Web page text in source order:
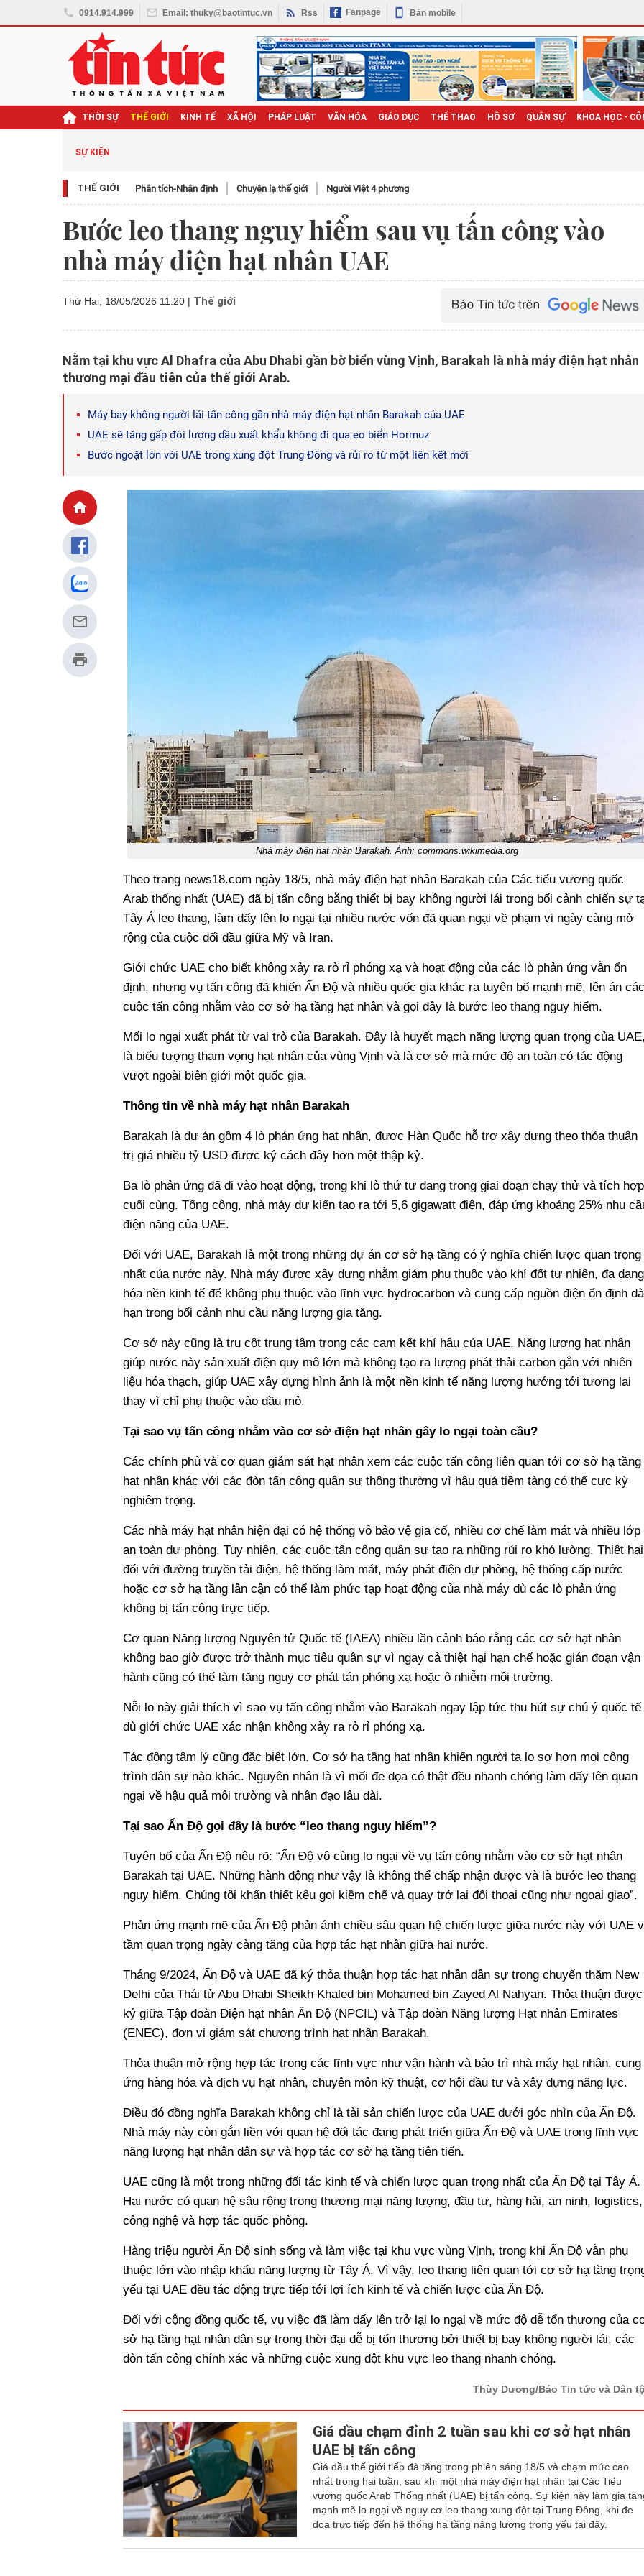
0914.914.999 Email: thuky@baotintuc.vn Rss Fanpage Bản mobile
THỜI SỰ THẾ GIỚI KINH TẾ XÃ HỘI PHÁP LUẬT VĂN HÓA GIÁO DỤC THỂ THAO HỒ SƠ QUÂN SỰ KHOA HỌC -
SỰ KIỆN
THẾ GIỚI Phân tích-Nhận định Chuyện lạ thế giới Người Việt 4 phương
Bước leo thang nguy hiểm sau vụ tấn công vào
nhà máy điện hạt nhân UAE
Thứ Hai, 18/05/2026 11:20 | Thế giới
Nằm tại khu vực Al Dhafra của Abu Dhabi gần bờ biển vùng Vịnh, Barakah là nhà máy điện hạt nhân
thương mại đầu tiên của thế giới Arab.
Máy bay không người lái tấn công gần nhà máy điện hạt nhân Barakah của UAE
UAE sẽ tăng gấp đôi lượng dầu xuất khẩu không đi qua eo biển Hormuz
Bước ngoặt lớn với UAE trong xung đột Trung Đông và rủi ro từ một liên kết mới
Nhà máy điện hạt nhân Barakah. Ảnh: commons.wikimedia.org
Theo trang news18.com ngày 18/5, nhà máy điện hạt nhân Barakah của Các tiểu vương quốc
Arab thống nhất (UAE) đã bị tấn công bằng thiết bị bay không người lái trong bối cảnh chiến sự
Tây Á leo thang, làm dấy lên lo ngại tại nhiều nước vốn đã quan ngại về phạm vi ngày càng mở
rộng của cuộc đối đầu giữa Mỹ và Iran.
Giới chức UAE cho biết không xảy ra rò rỉ phóng xạ và hoạt động của các lò phản ứng vẫn ổn
định, nhưng vụ tấn công đã khiến Ấn Độ và nhiều quốc gia khác ra tuyên bố mạnh mẽ, lên án các
cuộc tấn công nhằm vào cơ sở hạ tầng hạt nhân và gọi đây là bước leo thang nguy hiểm.
Mối lo ngại xuất phát từ vai trò của Barakah. Đây là huyết mạch năng lượng quan trọng của
là biểu tượng tham vọng hạt nhân của vùng Vịnh và là cơ sở mà mức độ an toàn có tác động
vượt ngoài biên giới một quốc gia.
Thông tin về nhà máy hạt nhân Barakah
Barakah là dự án gồm 4 lò phản ứng hạt nhân, được Hàn Quốc hỗ trợ xây dựng theo thỏa thuận
trị giá nhiều tỷ USD được ký cách đây hơn một thập kỷ.
Ba lò phản ứng đã đi vào hoạt động, trong khi lò thứ tư đang trong giai đoạn chạy thử và tích hợp
cuối cùng. Tổng cộng, nhà máy dự kiến tạo ra tới 5,6 gigawatt điện, đáp ứng khoảng 25% nhu
điện năng của UAE.
Đối với UAE, Barakah là một trong những dự án cơ sở hạ tầng có ý nghĩa chiến lược quan trọng
nhất của nước này. Nhà máy được xây dựng nhằm giảm phụ thuộc vào khí đốt tự nhiên, đa dạng
hóa nền kinh tế để không phụ thuộc vào lĩnh vực hydrocarbon và cung cấp nguồn điện ổn định
hạn trong bối cảnh nhu cầu năng lượng gia tăng.
Cơ sở này cũng là trụ cột trung tâm trong các cam kết khí hậu của UAE. Năng lượng hạt nhân
giúp nước này sản xuất điện quy mô lớn mà không tạo ra lượng phát thải carbon gắn với nhiên
liệu hóa thạch, giúp UAE xây dựng hình ảnh là một nền kinh tế năng lượng hướng tới tương lai
thay vì chỉ phụ thuộc vào dầu mỏ.
Tại sao vụ tấn công nhằm vào cơ sở điện hạt nhân gây lo ngại toàn cầu?
Các chính phủ và cơ quan giám sát hạt nhân xem các cuộc tấn công liên quan tới cơ sở hạ tầng
hạt nhân khác với các đòn tấn công quân sự thông thường vì hậu quả tiềm tàng có thể cực kỳ
nghiêm trọng.
Các nhà máy hạt nhân hiện đại có hệ thống vỏ bảo vệ gia cố, nhiều cơ chế làm mát và nhiều lớp
an toàn dự phòng. Tuy nhiên, các cuộc tấn công quân sự tạo ra những rủi ro khó lường. Thiệt hại
đối với đường truyền tải điện, hệ thống làm mát, máy phát điện dự phòng, hệ thống cấp nước
hoặc cơ sở hạ tầng lân cận có thể làm phức tạp hoạt động của nhà máy dù các lò phản ứng
không bị tấn công trực tiếp.
Cơ quan Năng lượng Nguyên tử Quốc tế (IAEA) nhiều lần cảnh báo rằng các cơ sở hạt nhân
không bao giờ được trở thành mục tiêu quân sự vì ngay cả thiệt hại hạn chế hoặc gián đoạn vận
hành cũng có thể làm tăng nguy cơ phát tán phóng xạ hoặc ô nhiễm môi trường.
Nỗi lo này giải thích vì sao vụ tấn công nhằm vào Barakah ngay lập tức thu hút sự chú ý quốc tế
dù giới chức UAE xác nhận không xảy ra rò rỉ phóng xạ.
Tác động tâm lý cũng đặc biệt lớn. Cơ sở hạ tầng hạt nhân khiến người ta lo sợ hơn mọi công
trình dân sự nào khác. Nguyên nhân là vì mối đe dọa có thật đều nhanh chóng làm dấy lên quan
ngại về hậu quả môi trường và nhân đạo lâu dài.
Tại sao Ấn Độ gọi đây là bước “leo thang nguy hiểm”?
Tuyên bố của Ấn Độ nêu rõ: “Ấn Độ vô cùng lo ngại về vụ tấn công nhằm vào cơ sở hạt nhân
Barakah tại UAE. Những hành động như vậy là không thể chấp nhận được và là bước leo thang
nguy hiểm. Chúng tôi khẩn thiết kêu gọi kiềm chế và quay trở lại đối thoại cũng như ngoại giao”.
Phản ứng mạnh mẽ của Ấn Độ phản ánh chiều sâu quan hệ chiến lược giữa nước này với UAE
tầm quan trọng ngày càng tăng của hợp tác hạt nhân giữa hai nước.
Tháng 9/2024, Ấn Độ và UAE đã ký thỏa thuận hợp tác hạt nhân dân sự trong chuyến thăm New
Delhi của Thái tử Abu Dhabi Sheikh Khaled bin Mohamed bin Zayed Al Nahyan. Thỏa thuận được
ký giữa Tập đoàn Điện hạt nhân Ấn Độ (NPCIL) và Tập đoàn Năng lượng Hạt nhân Emirates
(ENEC), đơn vị giám sát chương trình hạt nhân Barakah.
Thỏa thuận mở rộng hợp tác trong các lĩnh vực như vận hành và bảo trì nhà máy hạt nhân, cung
ứng hàng hóa và dịch vụ hạt nhân, chuyên môn kỹ thuật, cơ hội đầu tư và xây dựng năng lực.
Điều đó đồng nghĩa Barakah không chỉ là tài sản chiến lược của UAE dưới góc nhìn của Ấn Độ.
Nhà máy này còn gắn liền với quan hệ đối tác đang phát triển giữa Ấn Độ và UAE trong lĩnh vực
năng lượng hạt nhân dân sự và hợp tác cơ sở hạ tầng tiên tiến.
UAE cũng là một trong những đối tác kinh tế và chiến lược quan trọng nhất của Ấn Độ tại Tây Á.
Hai nước có quan hệ sâu rộng trong thương mại năng lượng, đầu tư, hàng hải, an ninh, logistics,
công nghệ và hợp tác quốc phòng.
Hàng triệu người Ấn Độ sinh sống và làm việc tại khu vực vùng Vịnh, trong khi Ấn Độ vẫn phụ
thuộc lớn vào nhập khẩu năng lượng từ Tây Á. Vì vậy, leo thang liên quan tới cơ sở hạ tầng
yếu tại UAE đều tác động trực tiếp tới lợi ích kinh tế và chiến lược của Ấn Độ.
Đối với cộng đồng quốc tế, vụ việc đã làm dấy lên trở lại lo ngại về mức độ dễ tổn thương của
sở hạ tầng hạt nhân dân sự trong thời đại dễ bị tổn thương bởi thiết bị bay không người lái, các
đòn tấn công chính xác và những cuộc xung đột khu vực leo thang nhanh chóng.
Thùy Dương/Báo Tin tức và Dân
Giá dầu chạm đỉnh 2 tuần sau khi cơ sở hạt nhân
UAE bị tấn công
Giá dầu thế giới tiếp đà tăng trong phiên sáng 18/5 và chạm mức cao
nhất trong hai tuần, sau khi một nhà máy điện hạt nhân tại Các Tiểu
vương quốc Arab Thống nhất (UAE) bị tấn công. Sự kiện này làm gia
mạnh mẽ lo ngại về nguy cơ leo thang xung đột tại Trung Đông, khi đe
dọa trực tiếp đến hệ thống hạ tầng năng lượng trọng yếu tại đây.